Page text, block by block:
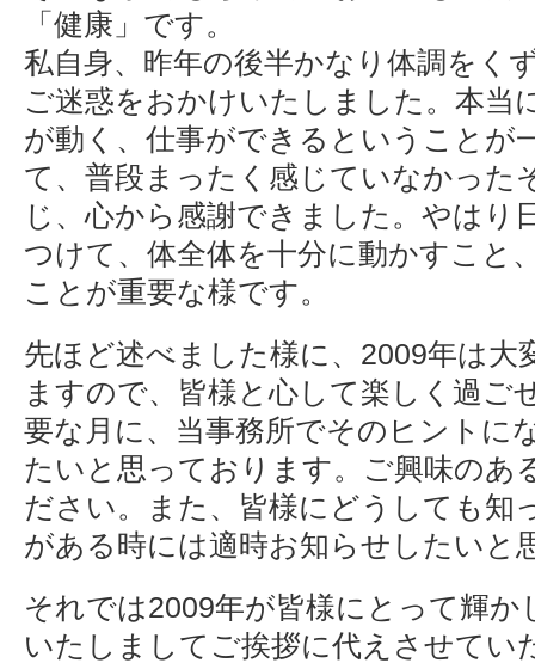
「健康」です。
私自身、昨年の後半かなり体調をく
ご迷惑をおかけいたしました。本当
が動く、仕事ができるということが
て、普段まったく感じていなかった
じ、心から感謝できました。やはり
つけて、体全体を十分に動かすこと
ことが重要な様です。
先ほど述べました様に、2009年は大
ますので、皆様と心して楽しく過ご
要な月に、当事務所でそのヒントに
たいと思っております。ご興味のあ
ださい。また、皆様にどうしても知
がある時には適時お知らせしたいと
それでは2009年が皆様にとって輝
いたしましてご挨拶に代えさせてい